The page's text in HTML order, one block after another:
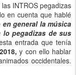
INTROS pegadizas
en cuenta que hablé
en general la música
pegadizas de sus
entrada que tenía
2018,y con ello hablar
occidentales.